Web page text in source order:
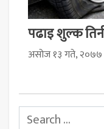
पढाइ शुल्क
असोज १३ गते, २०७७
Search for: